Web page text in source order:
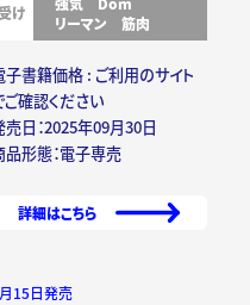
け
リーマン
筋肉
子書籍価格 : ご利用のサイト
ご確認ください
売日：2025年09月30日
品形態：電子専売
詳細はこちら
15日発売